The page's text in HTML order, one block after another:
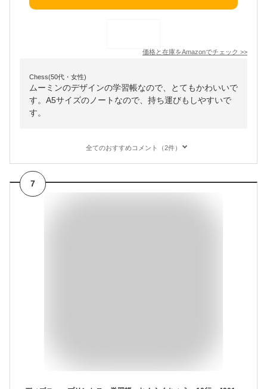
価格と在庫をAmazonでチェック >>
Chess(50代・女性)
ムーミンのデザインの学習帳なので、とてもかわいいで
す。A5サイズのノートなので、持ち運びもしやすいで
す。
全てのおすすめコメント（2件）
7